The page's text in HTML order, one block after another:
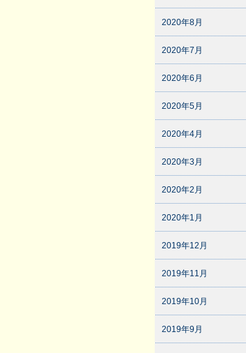
2020年8月
2020年7月
2020年6月
2020年5月
2020年4月
2020年3月
2020年2月
2020年1月
2019年12月
2019年11月
2019年10月
2019年9月